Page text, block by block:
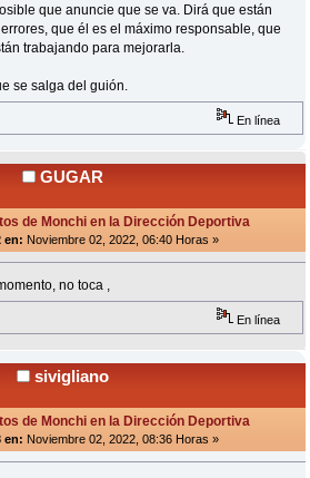
que anuncie que se va. Dirá que están
que él es el máximo responsable, que
trabajando para mejorarla.
se salga del guión.
En línea
GUGAR
de Monchi en la Dirección Deportiva
en: Noviembre 02, 2022, 06:40 Horas »
no toca ,
En línea
sivigliano
de Monchi en la Dirección Deportiva
en: Noviembre 02, 2022, 08:36 Horas »